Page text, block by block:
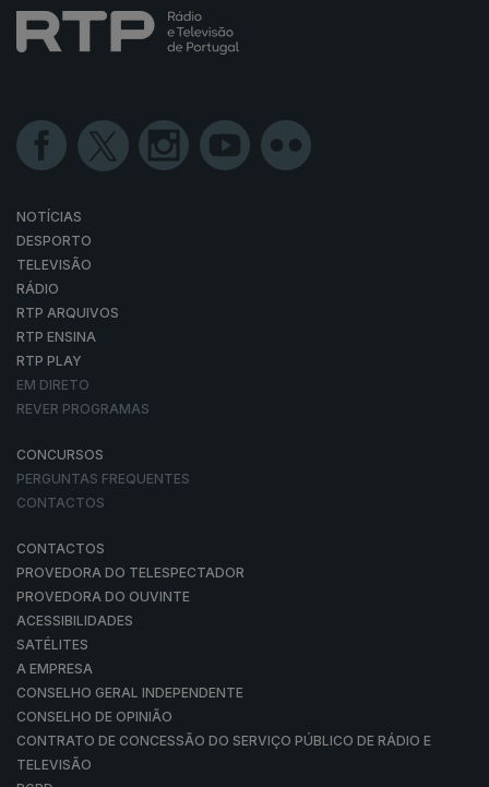
NOTÍCIAS
DESPORTO
TELEVISÃO
RÁDIO
RTP ARQUIVOS
RTP ENSINA
RTP PLAY
EM DIRETO
REVER PROGRAMAS
CONCURSOS
PERGUNTAS FREQUENTES
CONTACTOS
CONTACTOS
PROVEDORA DO TELESPECTADOR
PROVEDORA DO OUVINTE
ACESSIBILIDADES
SATÉLITES
A EMPRESA
CONSELHO GERAL INDEPENDENTE
CONSELHO DE OPINIÃO
CONTRATO DE CONCESSÃO DO SERVIÇO PÚBLICO DE RÁDIO E
TELEVISÃO